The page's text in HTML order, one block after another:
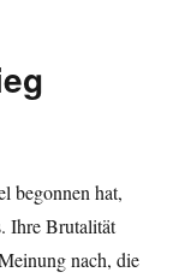
begonnen hat,
Ihre Brutalität
nach, die